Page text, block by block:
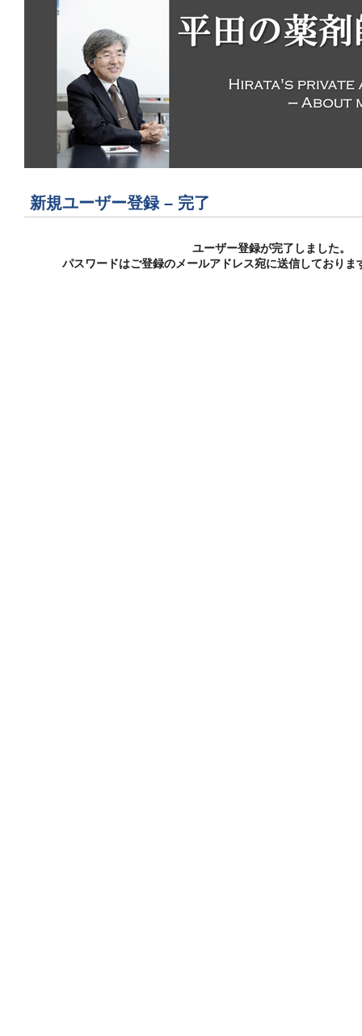
新規ユーザー登録 – 完了
ユーザー登録が完了しました。
パスワードはご登録のメールアドレス宛に送信しておりま